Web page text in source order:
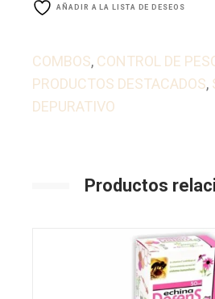
AÑADIR A LA LISTA DE DESEOS
COMBOS, CONTROL DE
PRODUCTOS DESTACADOS,
DEPURATIVO
Productos